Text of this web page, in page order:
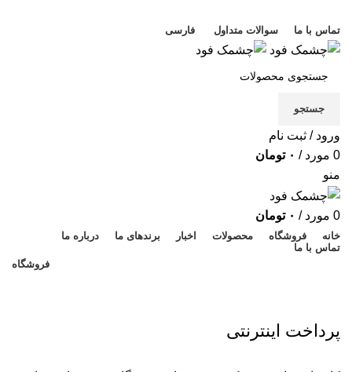
تماس با ما سوالات متداول فارسی
جستجو
ورود / ثبت نام
0 مورد / ۰ تومان
منو
0 مورد / ۰ تومان
خانه فروشگاه محصولات اخبار برندهای ما
درباره ما
تماس با ما
فروشگاه
پرداخت اینترنتی